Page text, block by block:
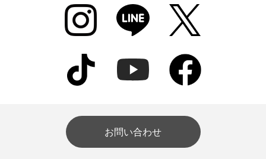
お問い合わせ